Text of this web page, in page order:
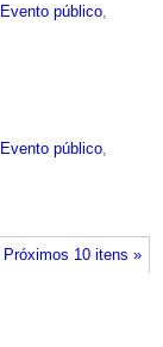
Evento público
Evento público,
Próximos 10 itens »